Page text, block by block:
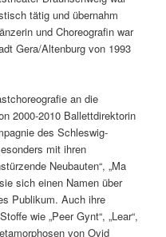
tätig und übernahm
und Choreografin war
Gera/Altenburg von 1993
an die
2000-2010 Ballettdirektorin
des Schleswig-
mit ihren
Neubauten“, „Ma
sich einen Namen über
Publikum. Auch ihre
wie „Peer Gynt“, „Lear“,
von Ovid